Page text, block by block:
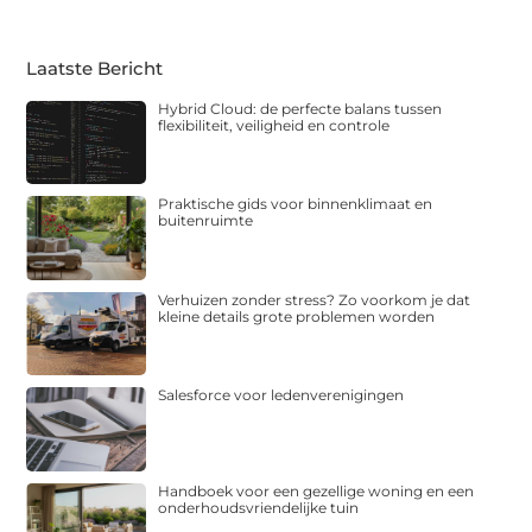
Laatste Bericht
Hybrid Cloud: de perfecte balans tussen
flexibiliteit, veiligheid en controle
Praktische gids voor binnenklimaat en
buitenruimte
Verhuizen zonder stress? Zo voorkom je dat
kleine details grote problemen worden
Salesforce voor ledenverenigingen
Handboek voor een gezellige woning en een
onderhoudsvriendelijke tuin